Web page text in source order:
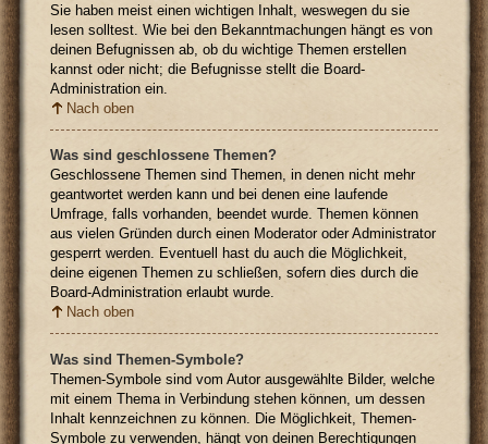
Sie haben meist einen wichtigen Inhalt, weswegen du sie
lesen solltest. Wie bei den Bekanntmachungen hängt es von
deinen Befugnissen ab, ob du wichtige Themen erstellen
kannst oder nicht; die Befugnisse stellt die Board-
Administration ein.
Nach oben
Was sind geschlossene Themen?
Geschlossene Themen sind Themen, in denen nicht mehr
geantwortet werden kann und bei denen eine laufende
Umfrage, falls vorhanden, beendet wurde. Themen können
aus vielen Gründen durch einen Moderator oder Administrator
gesperrt werden. Eventuell hast du auch die Möglichkeit,
deine eigenen Themen zu schließen, sofern dies durch die
Board-Administration erlaubt wurde.
Nach oben
Was sind Themen-Symbole?
Themen-Symbole sind vom Autor ausgewählte Bilder, welche
mit einem Thema in Verbindung stehen können, um dessen
Inhalt kennzeichnen zu können. Die Möglichkeit, Themen-
Symbole zu verwenden, hängt von deinen Berechtigungen